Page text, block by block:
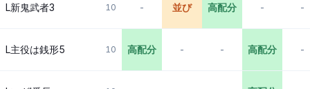
L新鬼武者3 10 - 並び 高配分 - -
L主役は銭形5 10 高配分 - - 高配分 -